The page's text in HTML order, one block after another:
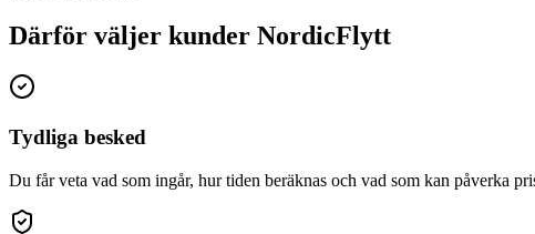
Därför väljer kunder NordicFlytt
Tydliga besked
Du får veta vad som ingår, hur tiden beräknas och vad som kan påverka